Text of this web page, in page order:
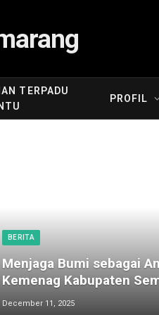
TERPADU
PROFIL
BERITA
Menjaga Bumi sebagai
Kemenag Kabupaten
December 11, 2025